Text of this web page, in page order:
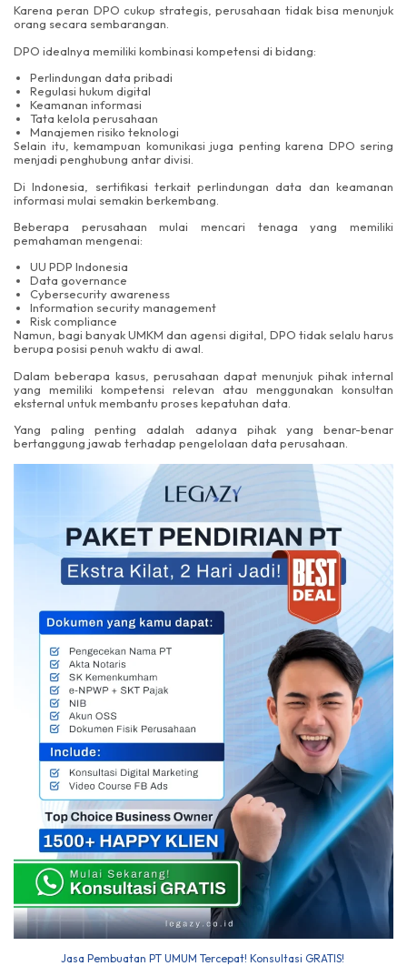
Karena peran DPO cukup strategis, perusahaan tidak bisa menunjuk
orang secara sembarangan.
DPO idealnya memiliki kombinasi kompetensi di bidang:
Perlindungan data pribadi
Regulasi hukum digital
Keamanan informasi
Tata kelola perusahaan
Manajemen risiko teknologi
Selain itu, kemampuan komunikasi juga penting karena DPO sering
menjadi penghubung antar divisi.
Di Indonesia, sertifikasi terkait perlindungan data dan keamanan
informasi mulai semakin berkembang.
Beberapa perusahaan mulai mencari tenaga yang memiliki
pemahaman mengenai:
UU PDP Indonesia
Data governance
Cybersecurity awareness
Information security management
Risk compliance
Namun, bagi banyak UMKM dan agensi digital, DPO tidak selalu harus
berupa posisi penuh waktu di awal.
Dalam beberapa kasus, perusahaan dapat menunjuk pihak internal
yang memiliki kompetensi relevan atau menggunakan konsultan
eksternal untuk membantu proses kepatuhan data.
Yang paling penting adalah adanya pihak yang benar-benar
bertanggung jawab terhadap pengelolaan data perusahaan.
Jasa Pembuatan PT UMUM Tercepat! Konsultasi GRATIS!